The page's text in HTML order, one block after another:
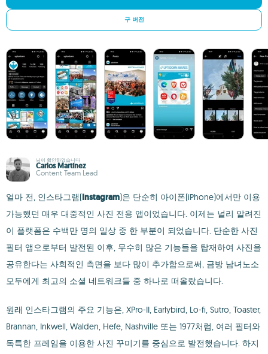
구 버전
님이 확인하였습니다
Carlos Martínez
Content Team Lead
얼마 전, 인스타그램(Instagram)은 단순히 아이폰(iPhone)에서만 이용
가능했던 매우 대중적인 사진 전용 앱이었습니다. 이제는 널리 알려진
이 플랫폼은 수백만 명의 일상 중 한 부분이 되었습니다. 단순한 사진
필터 앱으로부터 발전된 이후, 무수히 많은 기능들을 탑재하여 사진을
공유한다는 사회적인 측면을 보다 많이 추가함으로써, 금방 남녀노소
모두에게 최고의 소셜 네트워크들 중 하나로 떠올랐습니다.
원래 인스타그램의 주요 기능은, XPro-II, Earlybird, Lo-fi, Sutro, Toaster,
Brannan, Inkwell, Walden, Hefe, Nashville 또는 1977처럼, 여러 필터와
독특한 프레임을 이용한 사진 꾸미기를 중심으로 발전했습니다. 하지